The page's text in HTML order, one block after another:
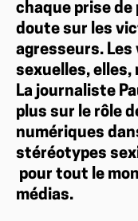
chaque prise
doute sur les
agresseurs.
sexuelles, elles,
La journaliste
plus sur le rôle
numériques
stéréotypes
pour tout le
médias.